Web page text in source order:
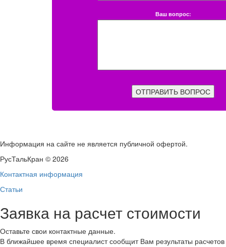
Ваш вопрос:
ОТПРАВИТЬ ВОПРОС
Информация на сайте не является публичной офертой.
РусТальКран © 2026
Контактная информация
Статьи
Заявка на расчет стоимости
Оставьте свои контактные данные.
В ближайшее время специалист сообщит Вам результаты расчетов